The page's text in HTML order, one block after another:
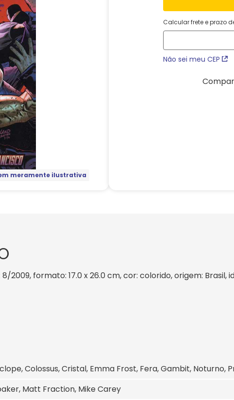
meramente ilustrativa
Calcular frete e prazo
Não sei meu CEP
2009, formato: 17.0 x 26.0 cm, cor: colorido, origem: Brasil,
Colossus, Cristal, Emma Frost, Fera, Gambit, Noturno,
Matt Fraction, Mike Carey